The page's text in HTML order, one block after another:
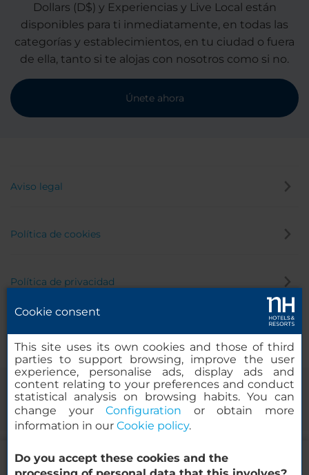
DESDE 1100.35
Dollars (D$) y Experiencias y Live Local están
disponibles para ti inmediatamente, en todas las
categorías y establecimientos, en tu ciudad o fuera
de ella, tanto si te alojas con nosotros como si no.
Únete ahora
Aviso legal
Política de cookies
Política de privacidad
© 2000-2026 MINOR HOTELS EUROPE & AMERICAS Santa Engracia,
Cookie consent
This site uses its own cookies and those of third
parties to support browsing, improve the user
experience, personalise ads, display ads and
content relating to your preferences and conduct
statistical analysis on browsing habits. You can
change yourConfiguration or obtain more
information in our Cookie policy.
Do you accept these cookies and the